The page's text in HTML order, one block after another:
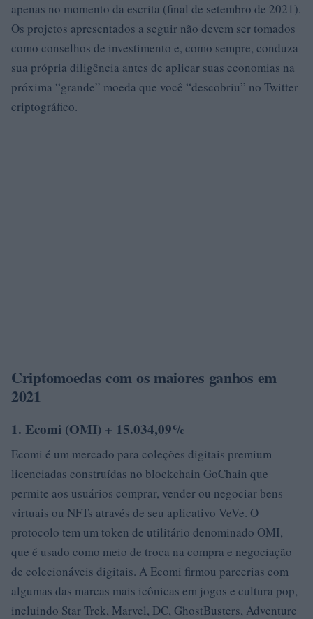
apenas no momento da escrita (final de setembro de 2021).
Os projetos apresentados a seguir não devem ser tomados
como conselhos de investimento e, como sempre, conduza
sua própria diligência antes de aplicar suas economias na
próxima “grande” moeda que você “descobriu” no Twitter
criptográfico.
Criptomoedas com os maiores ganhos em
2021
1. Ecomi (OMI) + 15.034,09%
Ecomi é um mercado para coleções digitais premium
licenciadas construídas no blockchain GoChain que
permite aos usuários comprar, vender ou negociar bens
virtuais ou NFTs através de seu aplicativo VeVe. O
protocolo tem um token de utilitário denominado OMI,
que é usado como meio de troca na compra e negociação
de colecionáveis ​​digitais. A Ecomi firmou parcerias com
algumas das marcas mais icônicas em jogos e cultura pop,
incluindo Star Trek, Marvel, DC, GhostBusters, Adventure